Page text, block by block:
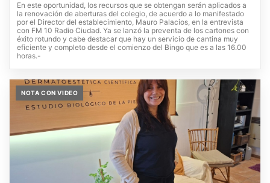
En este oportunidad, los recursos que se obtengan serán aplicados a
la renovación de aberturas del colegio, de acuerdo a lo manifestado
por el Director del establecimiento, Mauro Palacios, en la entrevista
con FM 10 Radio Ciudad. Ya se lanzó la preventa de los cartones con
éxito rotundo y cabe destacar que hay un servicio de cantina muy
eficiente y completo desde el comienzo del Bingo que es a las 16.00
horas.-
NOTA CON VIDEO